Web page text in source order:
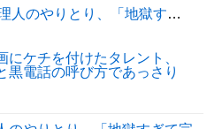
て完全にコントになってる……」と衝撃を受ける人が続出中
派、実際に避難所にベッドが搬入されてしまった結果……
ケチを付けたタレント、
黒電話の呼び方であっさり